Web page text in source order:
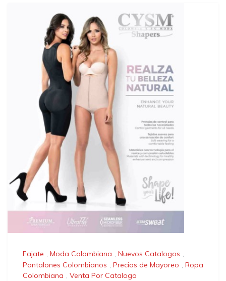
Fajate , Moda Colombiana , Nuevos Catalogos ,
Pantalones Colombianos , Precios de Mayoreo , Ropa
Colombiana , Venta Por Catalogo